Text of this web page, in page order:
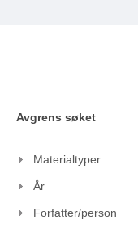
Avgrens søket
Materialtyper
År
Forfatter/person